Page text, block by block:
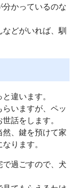
かっているのな
どがいれば、馴
違います。
いますが、ペッ
話をします。
然、鍵を預けて家
ります。
過ごすので、犬